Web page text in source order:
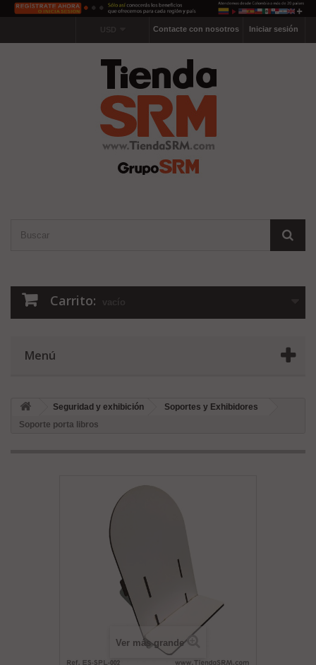
Iniciar sesión
Contacte con nosotros
Carrito: vacío
Menú
Seguridad y exhibición
Soportes y Exhibidores
Soporte porta libros
Ver más grande